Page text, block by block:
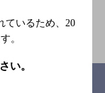
いるため、 20
。
い。